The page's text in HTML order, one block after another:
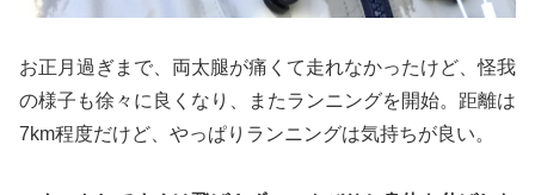
お正月過ぎまで、両太腿が痛くて走れなかったけど、怪我
の様子も徐々に良くなり、またランニングを開始。距離は
7km程度だけど、やっぱりランニングは気持ちが良い。